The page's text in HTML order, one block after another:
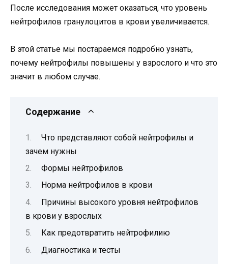
После исследования может оказаться, что уровень
нейтрофилов гранулоцитов в крови увеличивается.
В этой статье мы постараемся подробно узнать,
почему нейтрофилы повышены у взрослого и что это
значит в любом случае.
Содержание
Что представляют собой нейтрофилы и
зачем нужны
Формы нейтрофилов
Норма нейтрофилов в крови
Причины высокого уровня нейтрофилов
в крови у взрослых
Как предотвратить нейтрофилию
Диагностика и тесты